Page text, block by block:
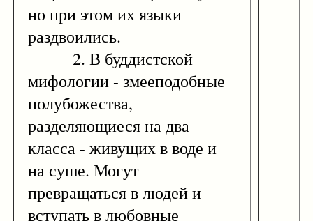
но при этом их языки
раздвоились.
2. В буддистской
мифологии - змееподобные
полубожества,
разделяющиеся на два
класса - живущих в воде и
на суше. Могут
превращаться в людей и
вступать в любовные